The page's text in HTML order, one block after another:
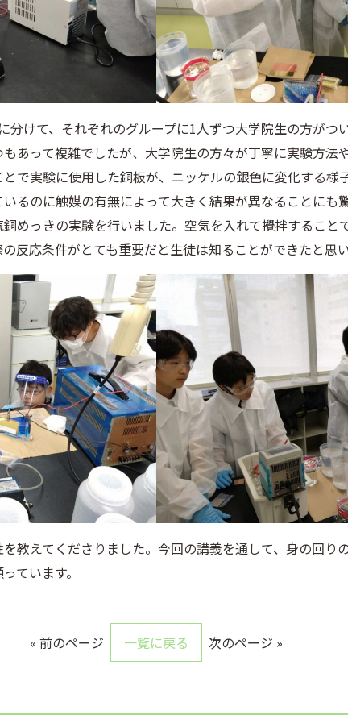
分けて、それぞれのグループに1人ずつ大学院生の方がつ
あって複雑でしたが、大学院生の方々が丁寧に実験方法
で実験に使用した銅板が、ニッケルの銀色に変化する様
るのに触媒の有無によって大きく結果が異なることにも
めっきの実験を行いました。空気を入れて攪拌すること
反応条件がとても重要だと生徒は知ることができたと思い
教えてくださりました。今回の講義を通して、身の回り
ています。
« 前のページ 一覧に戻る 次のページ »